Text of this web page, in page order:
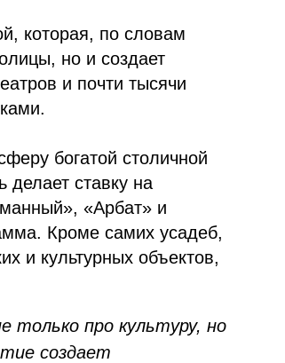
которая, по словам
но и создает
и почти тысячи
богатой столичной
делает ставку на
«Арбат» и
Кроме самих усадеб,
и культурных объектов,
про культуру, но
создает